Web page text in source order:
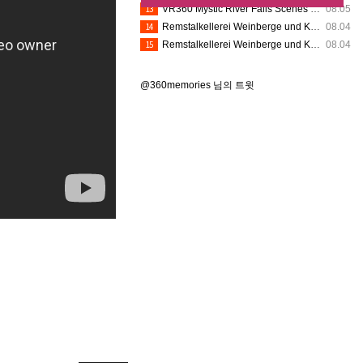
08.05
13
VR360 Mystic River Falls Scenes 8K (8-1-2026) - Silver Dollar City (Insta360 X5)
08.04
14
Remstalkellerei Weinberge und Kelter VR360
08.04
15 Remstalkellerei Weinberge und Kelter VR360
@360memories 님의 트윗